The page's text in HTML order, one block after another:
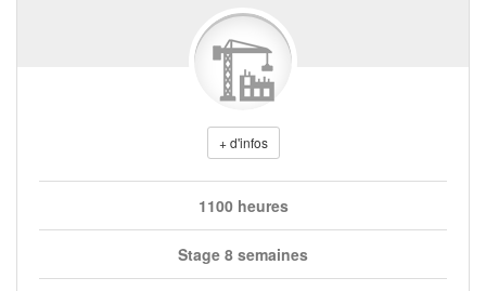
+ d'infos
1100 heures
Stage 8 semaines